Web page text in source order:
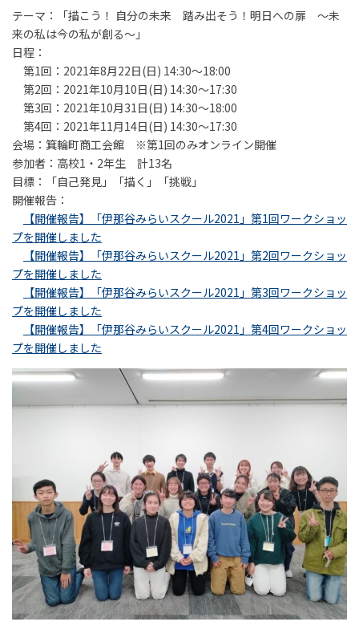
テーマ：「描こう！ 自分の未来 踏み出そう！明日への扉 〜未
来の私は今の私が創る〜」
日程：
第1回：2021年8月22日(日) 14:30～18:00
第2回：2021年10月10日(日) 14:30～17:30
第3回：2021年10月31日(日) 14:30～18:00
第4回：2021年11月14日(日) 14:30～17:30
会場：箕輪町商工会館 ※第1回のみオンライン開催
参加者：高校1・2年生 計13名
目標：「自己発見」「描く」「挑戦」
開催報告：
【開催報告】「伊那谷みらいスクール2021」第1回ワークショッ
プを開催しました
【開催報告】「伊那谷みらいスクール2021」第2回ワークショッ
プを開催しました
【開催報告】「伊那谷みらいスクール2021」第3回ワークショッ
プを開催しました
【開催報告】「伊那谷みらいスクール2021」第4回ワークショッ
プを開催しました